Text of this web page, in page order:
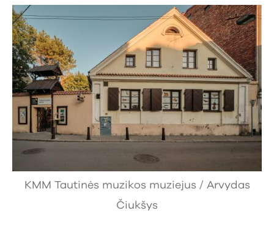
KMM Tautinės muzikos muziejus / Arvydas
Čiukšys